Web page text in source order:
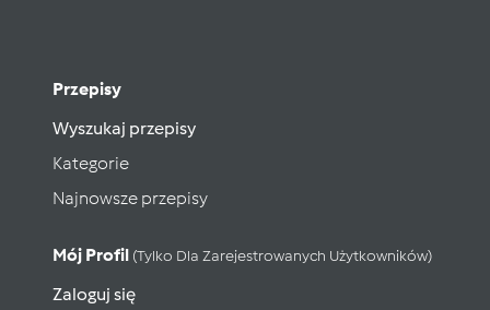
Przepisy
Wyszukaj przepisy
Kategorie
Najnowsze przepisy
Mój Profil (tylko Dla Zarejestrowanych Użytkowników)
Zaloguj się